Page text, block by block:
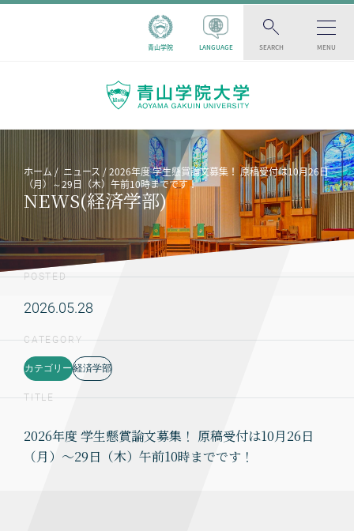
青山学院 LANGUAGE SEARCH MENU
ホーム ニュース
2026年度 学生懸賞論文募集！ 原稿受付は10月26日
（月）～29日（木）午前10時までです！
NEWS(経済学部)
POSTED
2026.05.28
CATEGORY
カテゴリー 経済学部
TITLE
2026年度 学生懸賞論文募集！ 原稿受付は10月26日
（月）～29日（木）午前10時までです！